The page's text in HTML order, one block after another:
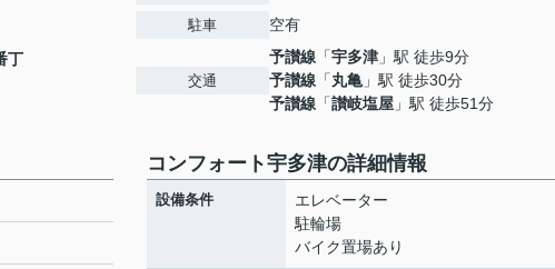
丁
駐車 空有
交通
予讃線 「宇多津 」駅 徒歩9分
予讃線 「丸亀 」駅 徒歩30分
予讃線 「讃岐塩屋 」駅 徒歩51分
コンフォート宇多津の詳細情報
設備条件
エレベーター
駐輪場
バイク置場あり